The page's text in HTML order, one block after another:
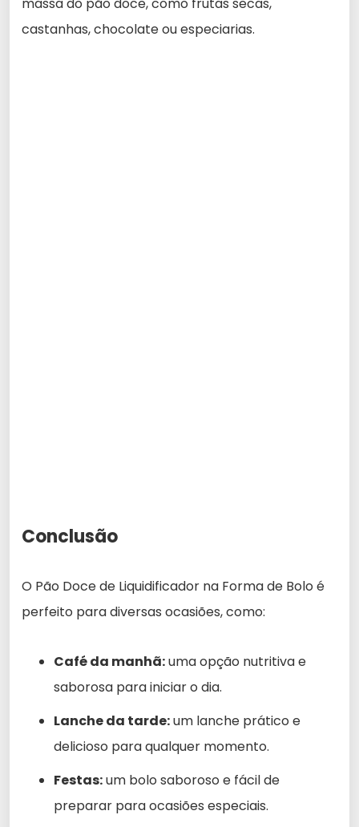
castanhas, chocolate ou especiarias.
Conclusão
O Pão Doce de Liquidificador na Forma de Bolo é
perfeito para diversas ocasiões, como:
Café da manhã:uma opção nutritiva e
saborosa para iniciar o dia.
Lanche da tarde:um lanche prático e
delicioso para qualquer momento.
Festas:um bolo saboroso e fácil de
preparar para ocasiões especiais.